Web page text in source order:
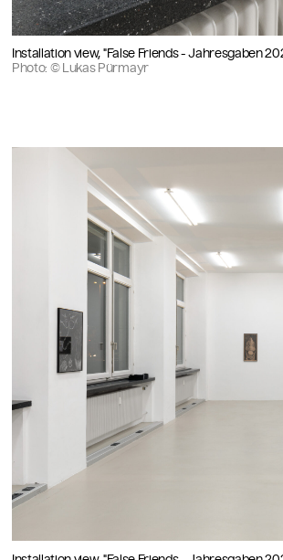
Installation view, "False Friends - Jahresgaben
Photo: © Lukas Pürmayr